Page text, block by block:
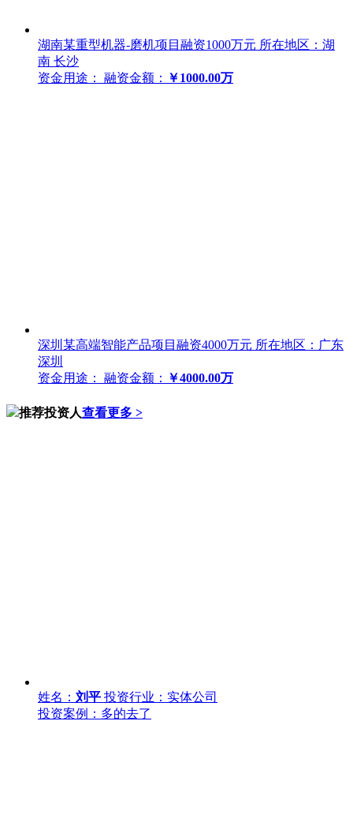
湖南某重型机器-磨机项目融资1000万元 所在地区：湖
南 长沙
资金用途：
融资金额： ￥1000.00万
深圳某高端智能产品项目融资4000万元 所在地区：广东
深圳
资金用途：
融资金额： ￥4000.00万
推荐投资人查看更多 >
姓名： 刘平 投资行业：实体公司
投资案例：多的去了